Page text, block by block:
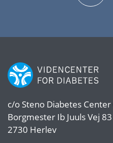
c/o Steno Diabetes
Borgmester Ib Juuls Vej 83
2730 Herlev